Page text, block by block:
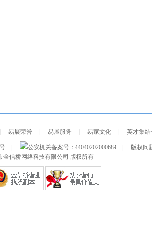
易展荣誉 易展服务 易家文化 英才集结
公安机关备案号： 44040202000689
版权问
金信桥网络科技有限公司 版权所有